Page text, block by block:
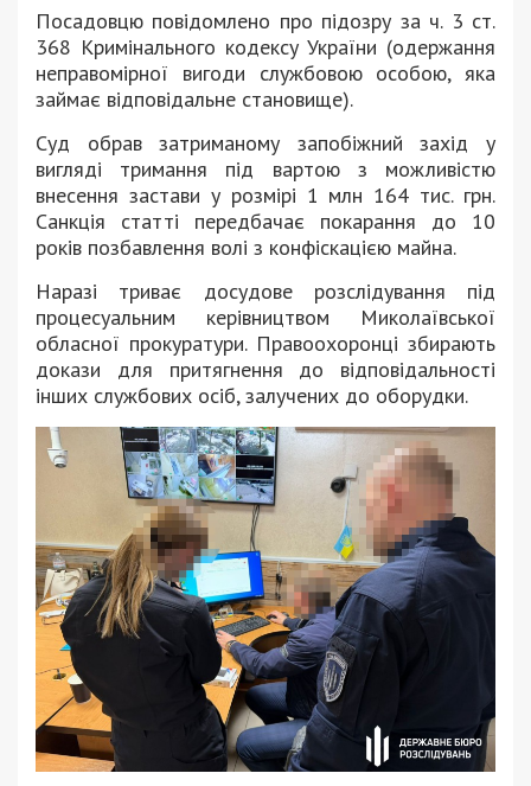
Посадовцю повідомлено про підозру за ч. 3 ст.
368 Кримінального кодексу України (одержання
неправомірної вигоди службовою особою, яка
займає відповідальне становище).
Суд обрав затриманому запобіжний захід у
вигляді тримання під вартою з можливістю
внесення застави у розмірі 1 млн 164 тис. грн.
Санкція статті передбачає покарання до 10
років позбавлення волі з конфіскацією майна.
Наразі триває досудове розслідування під
процесуальним керівництвом Миколаївської
обласної прокуратури. Правоохоронці збирають
докази для притягнення до відповідальності
інших службових осіб, залучених до оборудки.